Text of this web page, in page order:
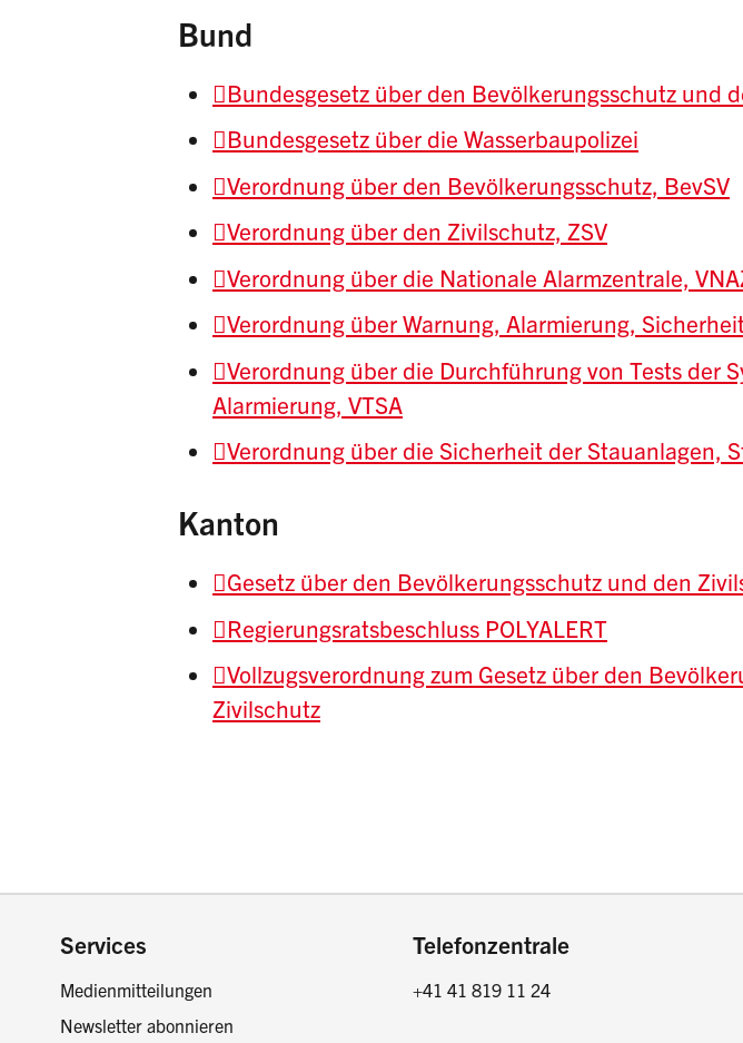
Bund
Bundesgesetz über den Bevölkerungsschutz und
Bundesgesetz über die Wasserbaupolizei
Verordnung über den Bevölkerungsschutz, BevSV
Verordnung über den Zivilschutz, ZSV
Verordnung über die Nationale Alarmzentrale,
Verordnung über Warnung, Alarmierung,
Verordnung über die Durchführung von Tests der
Alarmierung, VTSA
Verordnung über die Sicherheit der Stauanlagen,
Kanton
Gesetz über den Bevölkerungsschutz und den
Regierungsratsbeschluss POLYALERT
Vollzugsverordnung zum Gesetz über den
Zivilschutz
Footer
Services
Medienmitteilungen
Newsletter abonnieren
Telefonzentrale
+41 41 819 11 24